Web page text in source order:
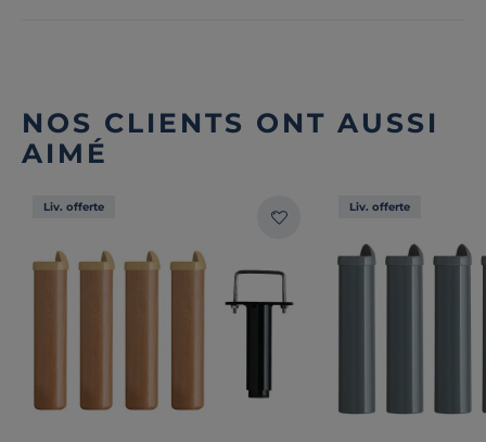
NOS CLIENTS ONT AUSSI
AIMÉ
Liv. offerte Liv. offerte